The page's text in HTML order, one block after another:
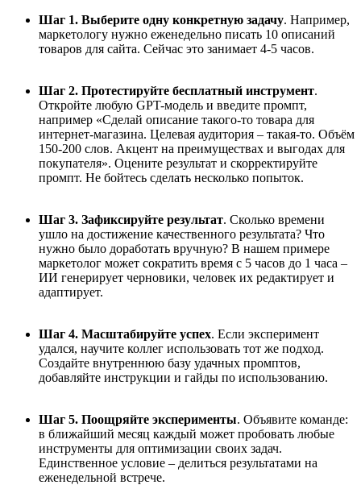
Шаг 1. Выберите одну конкретную задачу. Например,
маркетологу нужно еженедельно писать 10 описаний
товаров для сайта. Сейчас это занимает 4-5 часов.
Шаг 2. Протестируйте бесплатный инструмент.
Откройте любую GPT-модель и введите промпт,
например «Сделай описание такого-то товара для
интернет-магазина. Целевая аудитория – такая-то. Объём
150-200 слов. Акцент на преимуществах и выгодах для
покупателя». Оцените результат и скорректируйте
промпт. Не бойтесь сделать несколько попыток.
Шаг 3. Зафиксируйте результат. Сколько времени
ушло на достижение качественного результата? Что
нужно было доработать вручную? В нашем примере
маркетолог может сократить время с 5 часов до 1 часа –
ИИ генерирует черновики, человек их редактирует и
адаптирует.
Шаг 4. Масштабируйте успех. Если эксперимент
удался, научите коллег использовать тот же подход.
Создайте внутреннюю базу удачных промптов,
добавляйте инструкции и гайды по использованию.
Шаг 5. Поощряйте эксперименты. Объявите команде:
в ближайший месяц каждый может пробовать любые
инструменты для оптимизации своих задач.
Единственное условие – делиться результатами на
еженедельной встрече.